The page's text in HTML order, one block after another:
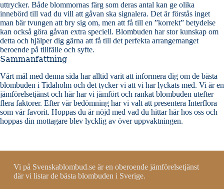
uttrycker. Både blommornas färg som deras antal kan ge olika
innebörd till vad du vill att gåvan ska signalera. Det är förstås inget
man bär tvungen att bry sig om, men att få till en ”korrekt” betydelse
kan också göra gåvan extra speciell. Blombuden har stor kunskap om
detta och hjälper dig gärna att få till det perfekta arrangemanget
beroende på tillfälle och syfte.
Sammanfattning
Vårt mål med denna sida har alltid varit att informera dig om de bästa
blombuden i Tidaholm och det tycker vi att vi har lyckats med. Vi är en
jämförelsetjänst och här har vi jämfört och rankat blombuden utefter
flera faktorer. Efter vår bedömning har vi valt att presentera Interflora
som vår favorit. Hoppas du är nöjd med vad du hittar här hos oss och
hoppas din mottagare blev lycklig av över uppvaktningen.
Vi på Svenskablombud.se är en oberoende jämförelsetjänst
där vi listar de bästa blombuden i Sverige.